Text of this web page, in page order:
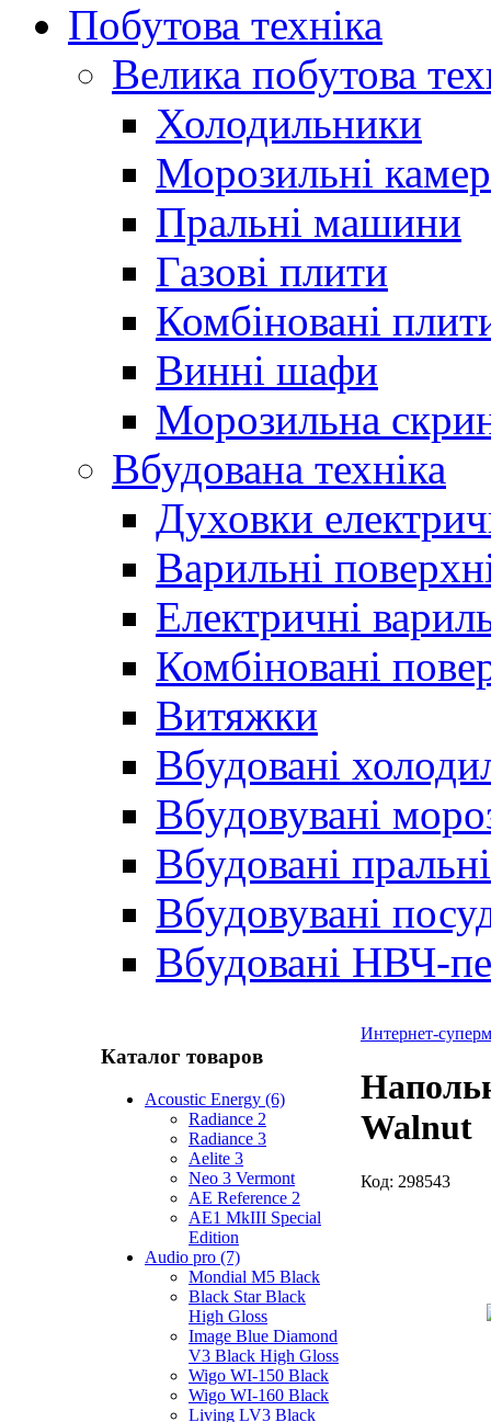
Побутова техніка
Велика побутова
Холодильники
Морозильні
Пральні машини
Газові плити
Комбіновані
Винні шафи
Морозильна
Вбудована техніка
Духовки
Варильні
Електричні
Комбіновані
Витяжки
Вбудовані
Вбудовувані
Вбудовані
Вбудовувані
Вбудовані НВЧ-
Каталог товаров
Acoustic Energy (6)
Radiance 2
Radiance 3
Aelite 3
Neo 3 Vermont
AE Reference 2
AE1 MkIII Special
Edition
Audio pro (7)
Mondial M5 Black
Black Star Black
High Gloss
Image Blue Diamond
V3 Black High Gloss
Wigo WI-150 Black
Wigo WI-160 Black
Living LV3 Black
Интернет-
Walnut
Код: 298543